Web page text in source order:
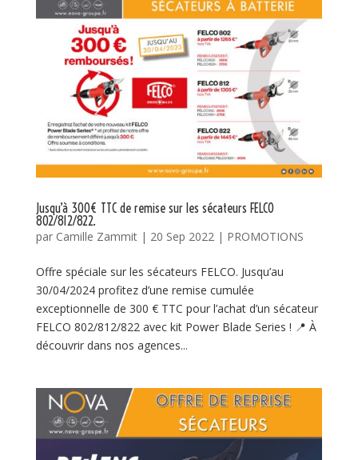
Jusqu’à 300€ TTC de remise sur les sécateurs FELCO
802/812/822.
par Camille Zammit| 20 Sep 2022| PROMOTIONS
Offre spéciale sur les sécateurs FELCO. Jusqu’au
30/04/2024 profitez d’une remise cumulée
exceptionnelle de 300 € TTC pour l’achat d’un sécateur
FELCO 802/812/822 avec kit Power Blade Series ! 📍 À
découvrir dans nos agences...